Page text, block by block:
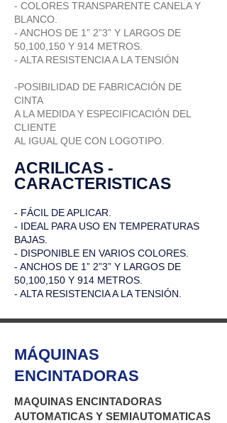
- COLORES TRANSPARENTE CANELA Y
BLANCO.
- ANCHOS DE 1” 2”3” Y LARGOS DE
50,100,150 Y 914 METROS.
- ALTA RESISTENCIA A LA TENSIÓN
-POSIBILIDAD DE FABRICACIÓN DE
CINTA
A LA MEDIDA Y ESPECIFICACIÓN DEL
CLIENTE
AL IGUAL QUE CON LOGOTIPO.
ACRILICAS -
CARACTERISTICAS
- FÁCIL DE APLICAR.
- IDEAL PARA USO EN TEMPERATURAS
BAJAS.
- DISPONIBLE EN VARIOS COLORES.
- ANCHOS DE 1” 2”3” Y LARGOS DE
50,100,150 Y 914 METROS.
- ALTA RESISTENCIA A LA TENSIÓN.
MÁQUINAS
ENCINTADORAS
MAQUINAS ENCINTADORAS
AUTOMATICAS Y SEMIAUTOMATICAS